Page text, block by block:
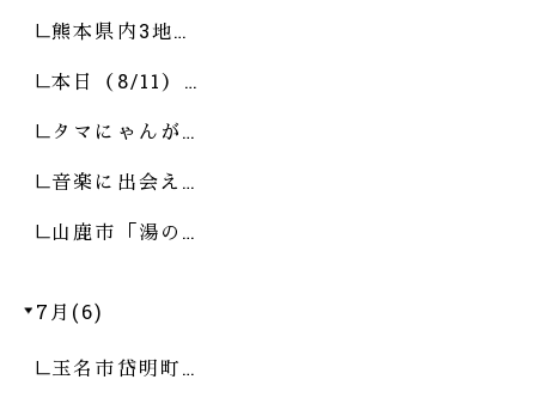
熊本県内3地…
本日（8/11）…
タマにゃんが…
音楽に出会え…
山鹿市「湯の…
7月(6)
玉名市岱明町…